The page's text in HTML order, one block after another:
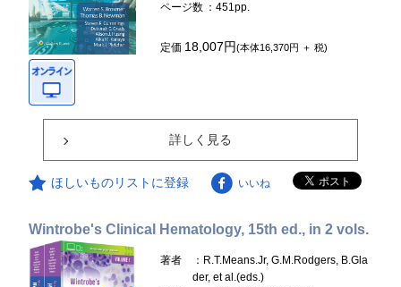
ページ数 ：451pp.
定価 18,007円(本体16,370円 ＋ 税)
詳しく見る
ほしいものリストに登録 いいね
Wintrobe's Clinical Hematology, 15th ed., in 2 vols.
著者
：R.T.Means.Jr, G.M.Rodgers, B.Gla
der, et al.(eds.)